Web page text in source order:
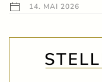
14. MAI 2026